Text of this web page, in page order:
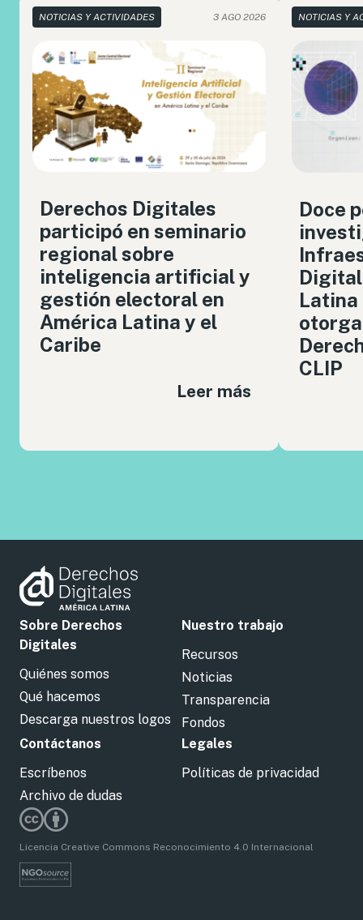
NOTICIAS Y ACTIVIDADES 3 AGO 2026
Derechos Digitales
participó en seminario
regional sobre
inteligencia artificial y
gestión electoral en
América Latina y el
Caribe
Leer más
NOTICIAS Y
Doce
Latina
CLIP
Sobre Derechos
Digitales
Quiénes somos
Qué hacemos
Descarga nuestros logos
Nuestro trabajo
Recursos
Noticias
Transparencia
Fondos
Contáctanos
Escríbenos
Archivo de dudas
Legales
Políticas de privacidad
Licencia Creative Commons Reconocimiento 4.0 Internacional